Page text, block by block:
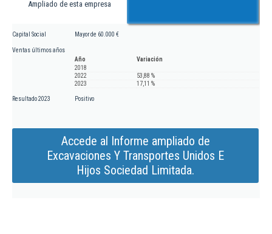
Ampliado de esta empresa
Capital Social Mayor de 60.000 €
Ventas últimos años
Año
Variación
2018
2022
53,88 %
2023
17,11 %
Resultado 2023 Positivo
Accede al Informe ampliado de
Excavaciones Y Transportes Unidos E
Hijos Sociedad Limitada.